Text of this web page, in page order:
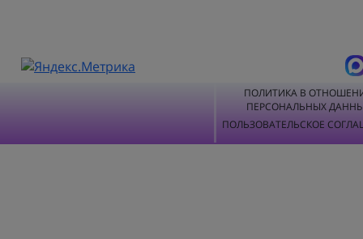
ПОЛИТИКА В
ПЕРСОНАЛЬНЫХ
ПОЛЬЗОВАТЕЛЬСКОЕ